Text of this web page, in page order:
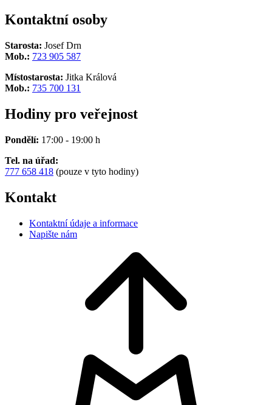
Kontaktní osoby
Starosta: Josef Drn
Mob.: 723 905 587
Místostarosta: Jitka Králová
Mob.: 735 700 131
Hodiny pro veřejnost
Pondělí: 17:00 - 19:00 h
Tel. na úřad:
777 658 418 (pouze v tyto hodiny)
Kontakt
Kontaktní údaje a informace
Napište nám